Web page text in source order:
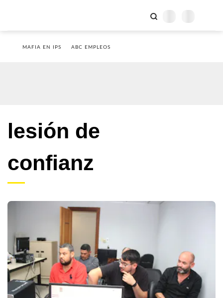
MAFIA EN IPS ABC EMPLEOS
lesión de
confianz